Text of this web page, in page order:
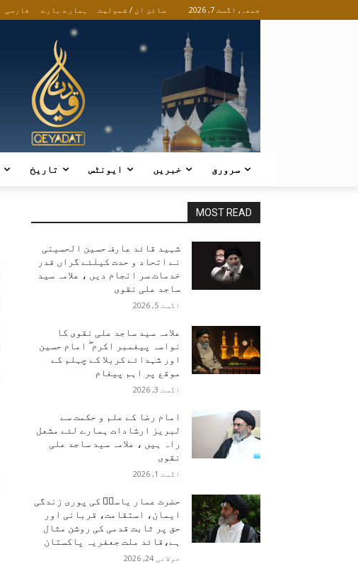
جمعہ, اگست 7, 2026 سائن ان / شمولیت فارسی ہمارے بارے
سرورق خبریں ایونٹس تاریخ
MOST READ
شہید قائد عارف حسین الحسینی
نے اتحاد و حدت کیلئے گراں قدر
خدمات سر انجام دیں ، علامہ سید
ساجد علی نقوی
اگست 5, 2026
علامہ سید ساجد علی نقوی کا
نواسہ پیغمبر اکرم ۖ امام حسین
اور شہدائے کربلا کے چہلم کے
موقع پر اہم پیغام
اگست 3, 2026
امام رضا کے علم و حکمت سے
لبریز ارشادات ہمارے لئے مشعل
راہ ہیں ، علامہ سید ساجد علی
نقوی
اگست 1, 2026
حضرت عمار یاسرؑ کی پوری زندگی
ایمان، استقامت، قربانی اور
حق پر ثابت قدمی کی روشن مثال
ہے،قائد ملت جعفریہ پاکستان
جولائی 24, 2026